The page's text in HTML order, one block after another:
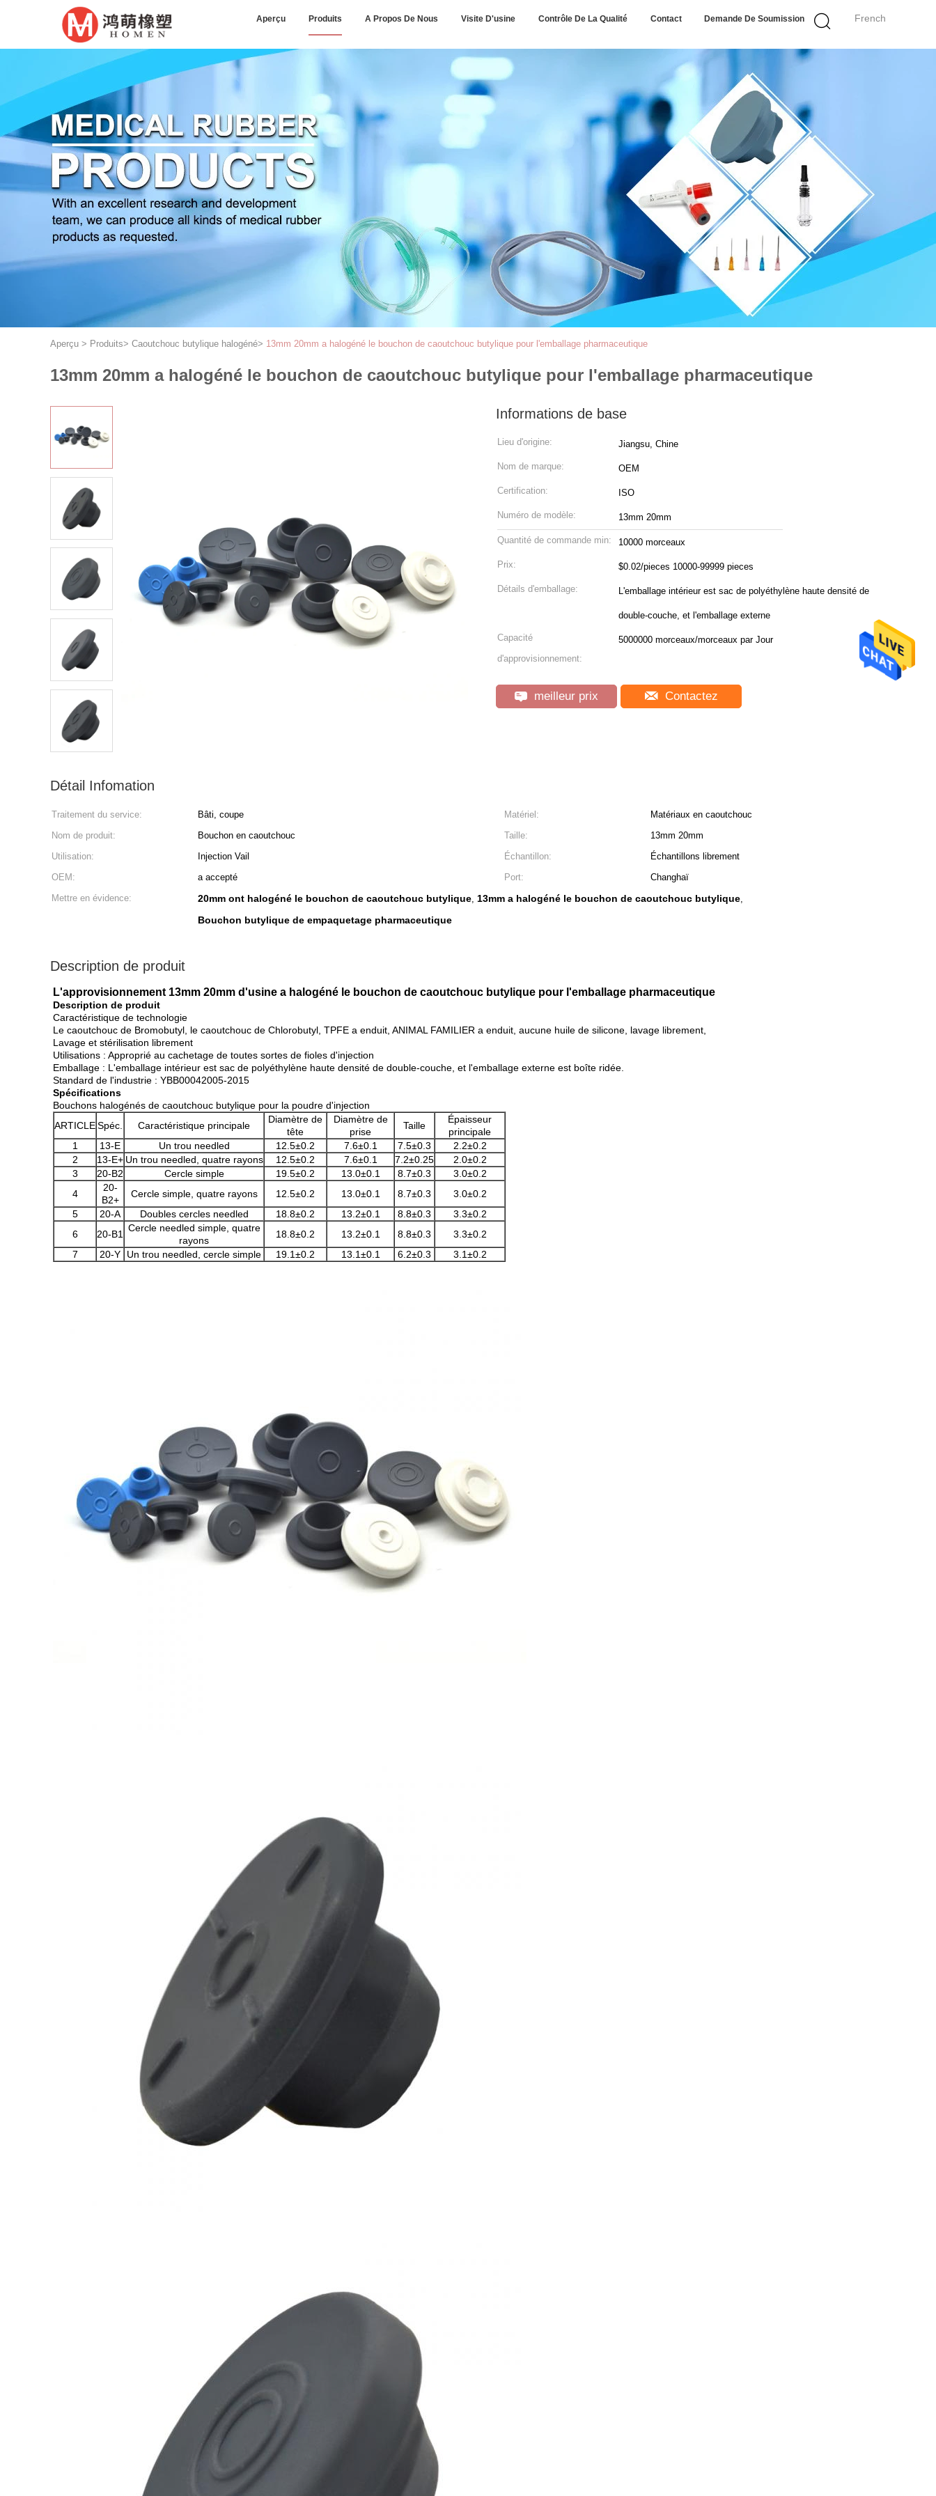
French
Aperçu Produits A Propos De Nous Visite D'usine Contrôle De La Qualité Contact Demande De Soumission
Aperçu > Produits> Caoutchouc butylique halogéné> 13mm 20mm a halogéné le bouchon de caoutchouc butylique pour l'emballage pharmaceutique
13mm 20mm a halogéné le bouchon de caoutchouc butylique pour l'emballage pharmaceutique
Informations de base
Lieu d'origine: Jiangsu, Chine
Nom de marque: OEM
Certification: ISO
Numéro de modèle: 13mm 20mm
Quantité de commande min: 10000 morceaux
Prix: $0.02/pieces 10000-99999 pieces
Détails d'emballage: L'emballage intérieur est sac de polyéthylène haute densité de
double-couche, et l'emballage externe
Capacité
d'approvisionnement:
5000000 morceaux/morceaux par Jour
meilleur prix Contactez
Détail Infomation
Traitement du service: Bâti, coupe Matériel:
Matériaux en caoutchouc
Nom de produit:
Bouchon en caoutchouc Taille:
13mm 20mm
Utilisation:
Injection Vail Échantillon:
Échantillons librement
OEM:
a accepté Port:
Changhaï
Mettre en évidence:
20mm ont halogéné le bouchon de caoutchouc butylique, 13mm a halogéné le bouchon de caoutchouc butylique,
Bouchon butylique de empaquetage pharmaceutique
Description de produit
L'approvisionnement 13mm 20mm d'usine a halogéné le bouchon de caoutchouc butylique pour l'emballage pharmaceutique
Description de produit
Caractéristique de technologie
Le caoutchouc de Bromobutyl, le caoutchouc de Chlorobutyl, TPFE a enduit, ANIMAL FAMILIER a enduit, aucune huile de silicone, lavage librement,
Lavage et stérilisation librement
Utilisations : Approprié au cachetage de toutes sortes de fioles d'injection
Emballage : L'emballage intérieur est sac de polyéthylène haute densité de double-couche, et l'emballage externe est boîte ridée.
Standard de l'industrie : YBB00042005-2015
Spécifications
Bouchons halogénés de caoutchouc butylique pour la poudre d'injection
ARTICLESpéc. Caractéristique principale
Diamètre de
tête
Diamètre de
prise
Taille
Épaisseur
principale
1
13-E Un trou needled 12.5±0.2 7.6±0.1 7.5±0.3
2.2±0.2
2
13-E+ Un trou needled, quatre rayons 12.5±0.2 7.6±0.1 7.2±0.25
2.0±0.2
3
20-B2 Cercle simple 19.5±0.2 13.0±0.1 8.7±0.3
3.0±0.2
4
20-
B2+
Cercle simple, quatre rayons 12.5±0.2 13.0±0.1 8.7±0.3
3.0±0.2
5
20-A Doubles cercles needled 18.8±0.2 13.2±0.1 8.8±0.3
3.3±0.2
6
20-B1
Cercle needled simple, quatre
rayons
18.8±0.2 13.2±0.1 8.8±0.3
3.3±0.2
7
20-Y Un trou needled, cercle simple 19.1±0.2 13.1±0.1 6.2±0.3 3.1±0.2